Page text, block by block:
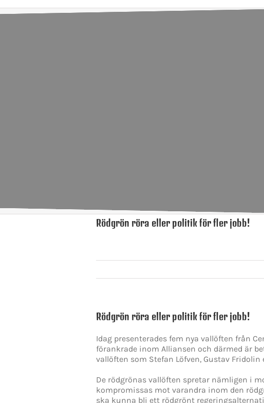
Rödgrön röra eller politik för fler jobb!
Rödgrön röra eller politik för fler jobb!
Idag presenterades fem nya vallöften från
förankrade inom Alliansen och därmed är
vallöften som Stefan Löfven, Gustav
De rödgrönas vallöften spretar nämligen i
kompromissas mot varandra inom den
ska kunna bli ett rödgrönt